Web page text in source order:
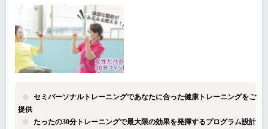
セミパーソナルトレーニングであなたに合った健康トレーニングをご
提供
たったの30分トレーニングで最大限の効果を発揮するプログラム設計